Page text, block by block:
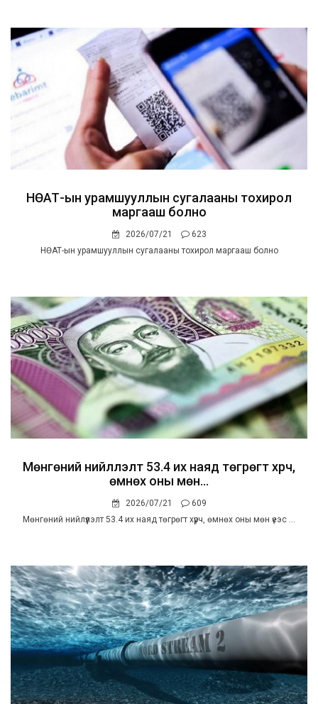
НӨАТ-ын урамшууллын сугалааны тохирол
маргааш болно
2026/07/21
623
НӨАТ-ын урамшууллын сугалааны тохирол маргааш болно
Мөнгөний нийлүүлэлт 53.4 их наяд төгрөгт хүрч,
өмнөх оны мөн...
2026/07/21
609
Мөнгөний нийлүүлэлт 53.4 их наяд төгрөгт хүрч, өмнөх оны мөн үеэс ...